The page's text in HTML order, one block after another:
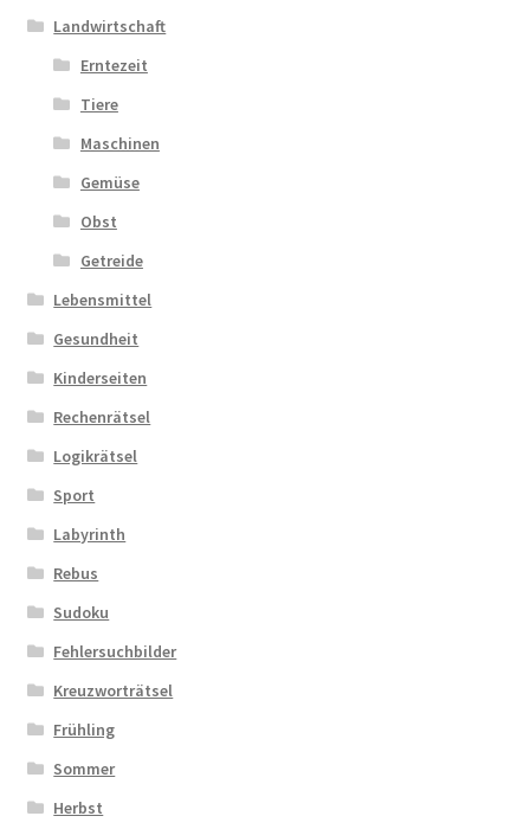
Landwirtschaft
Erntezeit
Tiere
Maschinen
Gemüse
Obst
Getreide
Lebensmittel
Gesundheit
Kinderseiten
Rechenrätsel
Logikrätsel
Sport
Labyrinth
Rebus
Sudoku
Fehlersuchbilder
Kreuzworträtsel
Frühling
Sommer
Herbst